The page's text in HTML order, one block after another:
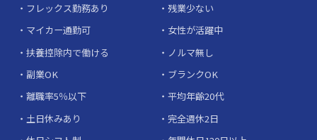
フレックス勤務あり
残業少ない
マイカー通勤可
女性が活躍中
扶養控除内で働ける
ノルマ無し
副業OK
ブランクOK
離職率5％以下
平均年齢20代
土日休みあり
完全週休2日